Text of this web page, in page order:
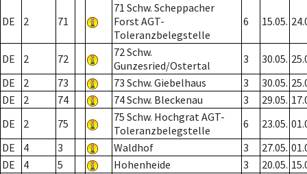
DE 2 71
71 Schw. Scheppacher
Forst AGT-
Toleranzbelegstelle
6 15.05.
DE 2 72
72 Schw.
Gunzesried/Ostertal
3 30.05.
DE
2 73 73 Schw. Giebelhaus 3 30.05.
DE
2 74 74 Schw. Bleckenau 3 29.05.
DE
2 75
75 Schw. Hochgrat AGT-
Toleranzbelegstelle
6 23.05.
DE
4 3 Waldhof 3 27.05.
DE
4 5 Hohenheide 3 20.05.